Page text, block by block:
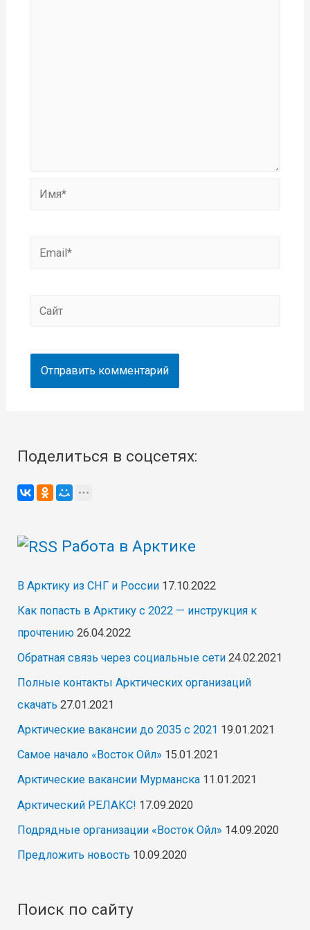
Имя*
Email*
Сайт
Поделиться в соцсетях:
Работа в Арктике
В Арктику из СНГ и России 17.10.2022
Как попасть в Арктику с 2022 — инструкция к
прочтению 26.04.2022
Обратная связь через социальные сети 24.02.2021
Полные контакты Арктических организаций
скачать 27.01.2021
Арктические вакансии до 2035 с 2021 19.01.2021
Самое начало «Восток Ойл» 15.01.2021
Арктические вакансии Мурманска 11.01.2021
Арктический РЕЛАКС! 17.09.2020
Подрядные организации «Восток Ойл» 14.09.2020
Предложить новость 10.09.2020
Поиск по сайту